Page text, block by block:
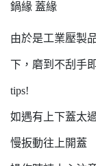
鍋緣 蓋緣
由於是工業壓製
下，磨到不刮手
tips!
如遇有上下蓋太
慢扳動往上開蓋